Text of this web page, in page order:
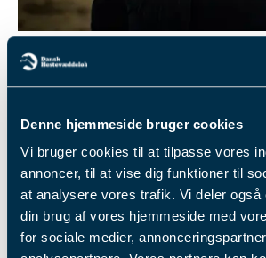
Denne hjemmeside bruger cookies
Vi bruger cookies til at tilpasse vores
annoncer, til at vise dig funktioner til
at analysere vores trafik. Vi deler også
din brug af vores hjemmeside med
for sociale medier,
Annette starter ofte arbejdsdagen med
tilbage på sin første sæson i
Fyens Væddeløbsbane.
”Jeg blev bidt af en gal hest”,
Lylover, direktør på Fyens
første besøg på væddeløbsbanen i
det vestlige Odense. Det var den